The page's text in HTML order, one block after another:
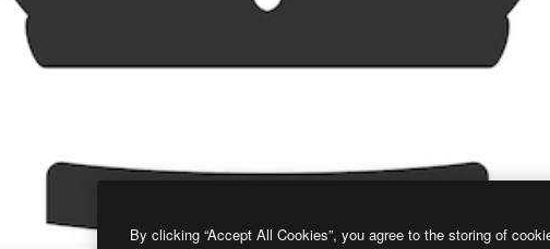
By clicking “Accept All Cookies”, you agree to the storing of